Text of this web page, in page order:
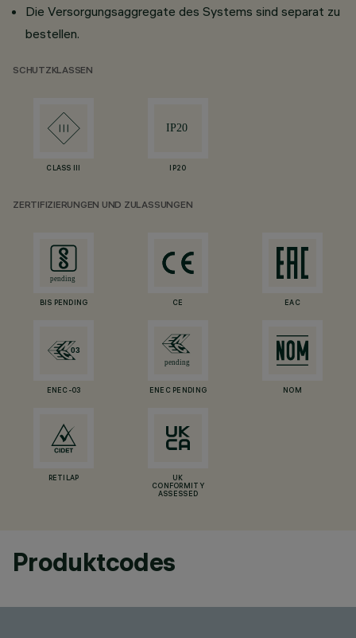
Die Versorgungsaggregate des Systems sind separat zu
bestellen.
SCHUTZKLASSEN
CLASS III IP20
ZERTIFIZIERUNGEN UND ZULASSUNGEN
BIS PENDING CE EAC
ENEC-03 ENEC PENDING NOM
RETILAP
UK
CONFORMITY
ASSESSED
Produktcodes